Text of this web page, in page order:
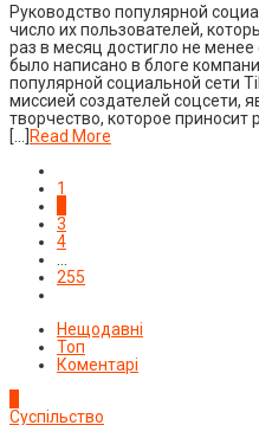
Руководство популярной
число их пользователей,
раз в месяц достигло не
было написано в блоге
популярной социальной сети
миссией создателей соцсети,
творчество, которое приносит
[…]Read More
1
3
4
255
Нещодавні
Топ
Коментарі
Суспільство